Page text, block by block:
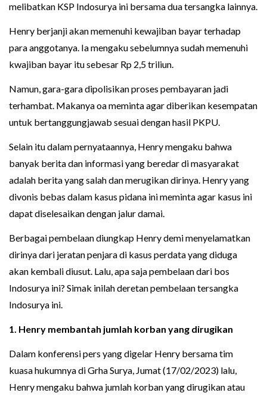
melibatkan KSP Indosurya ini bersama dua tersangka lainnya.
Henry berjanji akan memenuhi kewajiban bayar terhadap
para anggotanya. Ia mengaku sebelumnya sudah memenuhi
kwajiban bayar itu sebesar Rp 2,5 triliun.
Namun, gara-gara dipolisikan proses pembayaran jadi
terhambat. Makanya oa meminta agar diberikan kesempatan
untuk bertanggungjawab sesuai dengan hasil PKPU.
Selain itu dalam pernyataannya, Henry mengaku bahwa
banyak berita dan informasi yang beredar di masyarakat
adalah berita yang salah dan merugikan dirinya. Henry yang
divonis bebas dalam kasus pidana ini meminta agar kasus ini
dapat diselesaikan dengan jalur damai.
Berbagai pembelaan diungkap Henry demi menyelamatkan
dirinya dari jeratan penjara di kasus perdata yang diduga
akan kembali diusut. Lalu, apa saja pembelaan dari bos
Indosurya ini? Simak inilah deretan pembelaan tersangka
Indosurya ini.
1. Henry membantah jumlah korban yang dirugikan
Dalam konferensi pers yang digelar Henry bersama tim
kuasa hukumnya di Grha Surya, Jumat (17/02/2023) lalu,
Henry mengaku bahwa jumlah korban yang dirugikan atau